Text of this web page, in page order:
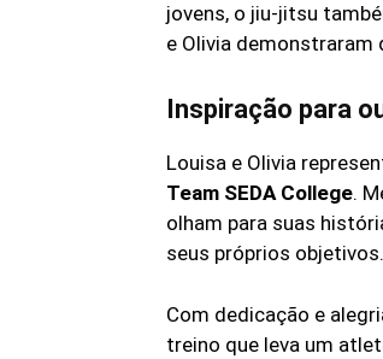
jovens, o jiu-jitsu
e Olivia demonstraram
Inspiração para
Louisa e Olivia
Team SEDA College.
olham para suas
seus próprios objetivos.
Com dedicação e
treino que leva um